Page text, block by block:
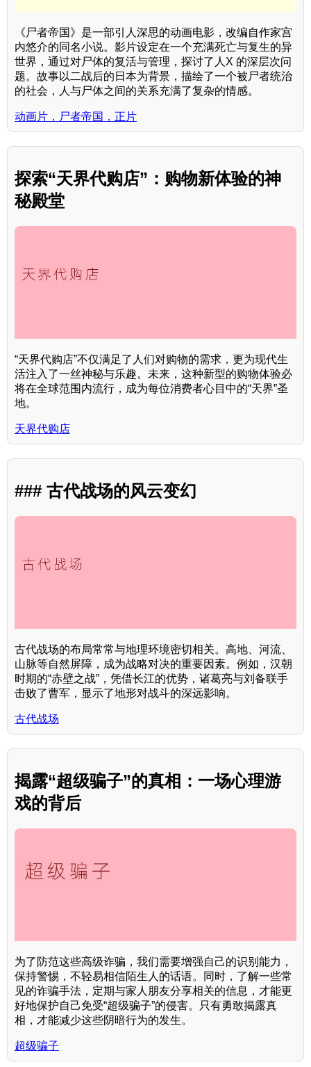
《尸者帝国》是一部引人深思的动画电影，改编自作家宫
内悠介的同名小说。影片设定在一个充满死亡与复生的异
世界，通过对尸体的复活与管理，探讨了人X 的深层次问
题。故事以二战后的日本为背景，描绘了一个被尸者统治
的社会，人与尸体之间的关系充满了复杂的情感。
动画片，尸者帝国，正片
探索“天界代购店”：购物新体验的神
秘殿堂
“天界代购店”不仅满足了人们对购物的需求，更为现代生
活注入了一丝神秘与乐趣。未来，这种新型的购物体验必
将在全球范围内流行，成为每位消费者心目中的“天界”圣
地。
天界代购店
### 古代战场的风云变幻
古代战场的布局常常与地理环境密切相关。高地、河流、
山脉等自然屏障，成为战略对决的重要因素。例如，汉朝
时期的“赤壁之战”，凭借长江的优势，诸葛亮与刘备联手
击败了曹军，显示了地形对战斗的深远影响。
古代战场
揭露“超级骗子”的真相：一场心理游
戏的背后
为了防范这些高级诈骗，我们需要增强自己的识别能力，
保持警惕，不轻易相信陌生人的话语。同时，了解一些常
见的诈骗手法，定期与家人朋友分享相关的信息，才能更
好地保护自己免受“超级骗子”的侵害。只有勇敢揭露真
相，才能减少这些阴暗行为的发生。
超级骗子